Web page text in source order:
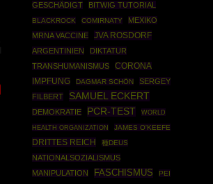
GESCHÄDIGT BITWIG TUTORIAL
BLACKROCK COMIRNATY
MEXIKO
MRNA VACCINE
JVA ROSDORF
ARGENTINIEN
DIKTATUR
TRANSHUMANISMUS
CORONA
IMPFUNG
DAGMAR SCHÖN
SERGEY
FILBERT
SAMUEL ECKERT
DEMOKRATIE PCR-TEST
WORLD
HEALTH ORGANIZATION
JAMES O'KEEFE
DRITTES REICH 種DEUS
NATIONALSOZIALISMUS
MANIPULATION
FASCHISMUS
PEI